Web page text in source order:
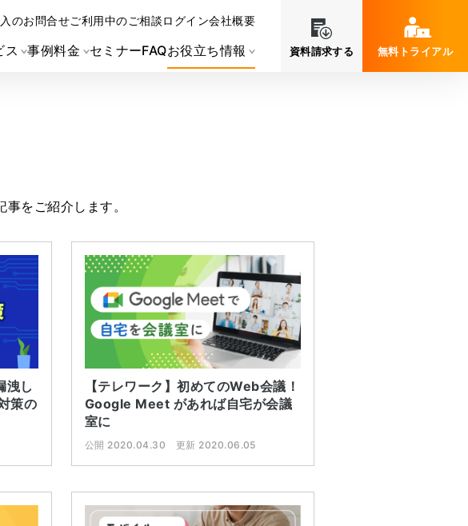
ス 事例料金 セミナーFAQお役立ち情報
のお問合せご利用中のご相談ログイン会社概要
資料請求する 無料トライアル
をご紹介します。
洩し
策の
【テレワーク】初めてのWeb会議！
Google Meet があれば自宅が会議
室に
公開 2020.04.30 更新 2020.06.05